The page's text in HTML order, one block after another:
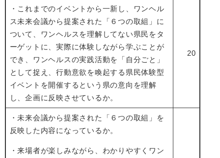
・これまでのイベントから一新し、ワンヘル
ス未来会議から提案された「６つの取組」に
ついて、ワンヘルスを理解してない県民をタ
ーゲットに、実際に体験しながら学ぶことが
でき、ワンヘルスの実践活動を「自分ごと」
として捉え、行動意欲を喚起する県民体験型
イベントを開催するという県の意向を理解
し、企画に反映させているか。
20
・未来会議から提案された「６つの取組」を
反映した内容になっているか。
・来場者が楽しみながら、わかりやすくワン